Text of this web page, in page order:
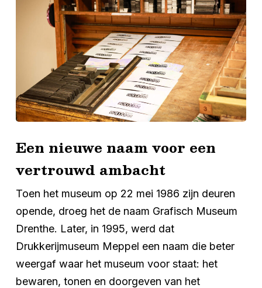
Een nieuwe naam voor een
vertrouwd ambacht
Toen het museum op 22 mei 1986 zijn deuren
opende, droeg het de naam Grafisch Museum
Drenthe. Later, in 1995, werd dat
Drukkerijmuseum Meppel een naam die beter
weergaf waar het museum voor staat: het
bewaren, tonen en doorgeven van het